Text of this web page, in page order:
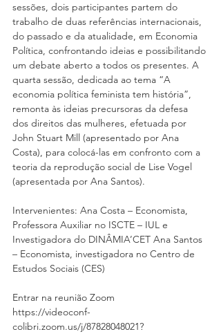
sessões, dois participantes partem do
trabalho de duas referências internacionais,
do passado e da atualidade, em Economia
Política, confrontando ideias e possibilitando
um debate aberto a todos os presentes. A
quarta sessão, dedicada ao tema “A
economia política feminista tem história”,
remonta às ideias precursoras da defesa
dos direitos das mulheres, efetuada por
John Stuart Mill (apresentado por Ana
Costa), para colocá-las em confronto com a
teoria da reprodução social de Lise Vogel
(apresentada por Ana Santos).
Intervenientes: Ana Costa – Economista,
Professora Auxiliar no ISCTE – IUL e
Investigadora do DINÂMIA’CET Ana Santos
– Economista, investigadora no Centro de
Estudos Sociais (CES)
Entrar na reunião Zoom
https://videoconf-
colibri.zoom.us/j/87828048021?